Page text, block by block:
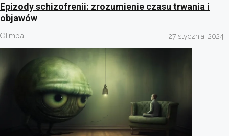
Epizody schizofrenii: zrozumienie czasu trwania i
objawów
Olimpia 27 stycznia, 2024